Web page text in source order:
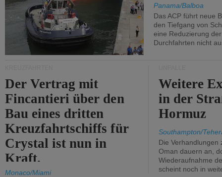
Panama/Balboa
Das ACP führt neue
den Tiefgang von
eine Reduzierung
Durchfahrten nicht
Der Vertrag mit
Fincantieri über den
Bau eines dritten
Kreuzfahrtschiffs für
Crystal ist nun in
Kraft.
Monaco/Miami
Weitere
in der
Hormuz
Southampton/
Die Verhandlungen
Oman dauern an,
Wiederaufnahme
scheint noch in